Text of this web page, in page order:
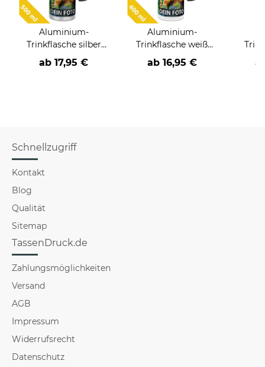
Aluminium-
Trinkflasche silber
500 ml
ab 17,95 €
Aluminium-
Trinkflasche weiß
400 ml
ab 16,95 €
Schnellzugriff
Kontakt
Blog
Qualität
Sitemap
TassenDruck.de
Zahlungsmöglichkeiten
Versand
AGB
Impressum
Widerrufsrecht
Datenschutz